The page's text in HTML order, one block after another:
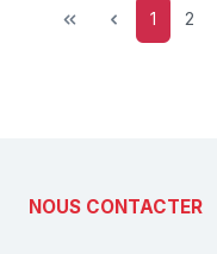
Page
1 Page
2
NOUS CONTACTER